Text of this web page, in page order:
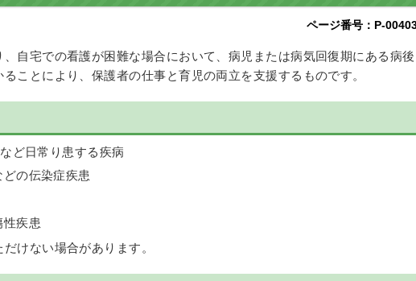
ページ番号：P-
自宅での看護が困難な場合において、病児または病気回復期にある病後
ことにより、保護者の仕事と育児の両立を支援するものです。
ど日常り患する疾病
の伝染症疾患
性疾患
けない場合があります。